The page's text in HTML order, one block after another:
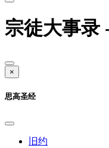
宗徒大事录
×
思高圣经
旧约